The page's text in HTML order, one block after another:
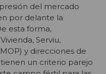
del mercado
por delante la
esta forma,
Serviu,
y direcciones de
un criterio parejo